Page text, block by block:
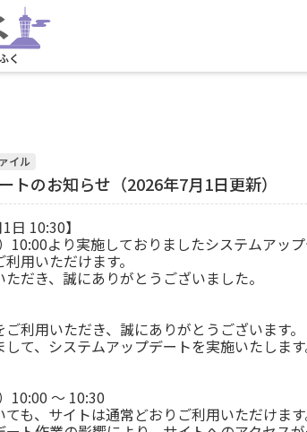
く
イル
トのお知らせ（2026年7月1日更新）
日 10:30】
10:00より実施しておりましたシステムアッ
用いただけます。
だき、誠にありがとうございました。
利用いただき、誠にありがとうございます。
て、システムアップデートを実施いたします
10:00 ～ 10:30
も、サイトは通常どおりご利用いただけます